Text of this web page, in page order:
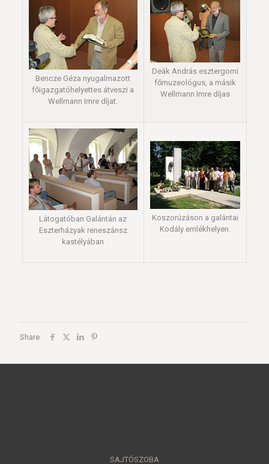
Bencze Géza nyugalmazott
főigazgatóhelyettes átveszi a
Wellmann Imre díjat.
Deák András esztergomi
főmuzeológus, a másik
Wellmann Imre díjas
Látogatóban Galántán az
Eszterházyak reneszánsz
kastélyában
Koszorúzáson a galántai
Kodály emlékhelyen.
Share
SAJTÓSZOBA